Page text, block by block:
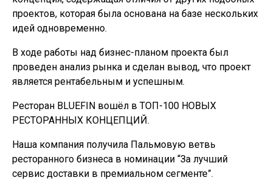
проектов, которая была основана на базе нескольких
идей одновременно.
В ходе работы над бизнес-планом проекта был
проведен анализ рынка и сделан вывод, что проект
является рентабельным и успешным.
Ресторан BLUEFIN вошёл в ТОП-100 НОВЫХ
РЕСТОРАННЫХ КОНЦЕПЦИЙ.
Наша компания получила Пальмовую ветвь
ресторанного бизнеса в номинации “За лучший
сервис доставки в премиальном сегменте”.